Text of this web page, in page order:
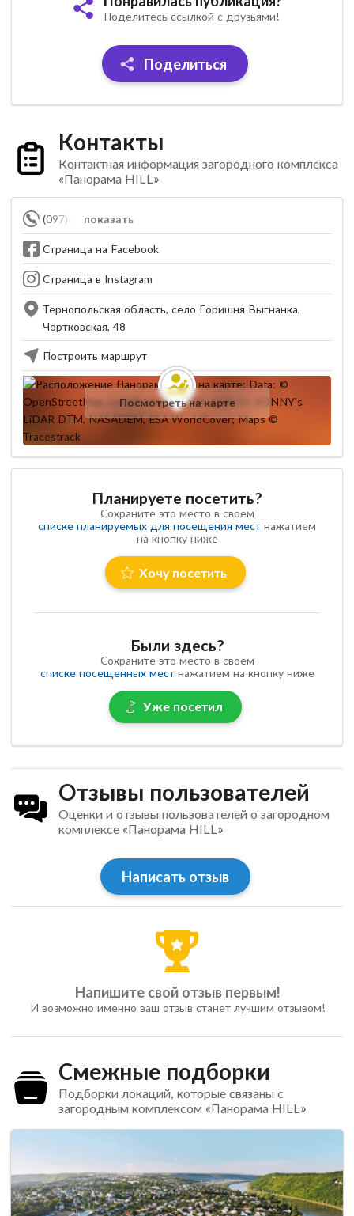
Поделитесь ссылкой с друзьями!
Поделиться
Контакты
Контактная информация загородного комплекса
«Панорама HILL»
показать
(097) 730-01-01
Страница на Facebook
Страница в Instagram
Тернопольская область, село Горишня Выгнанка,
Чортковская, 48
Построить маршрут
Посмотреть на карте
Планируете посетить?
Сохраните это место в своем
списке планируемых для посещения мест нажатием
на кнопку ниже
Хочу посетить
Были здесь?
Сохраните это место в своем
списке посещенных местнажатием на кнопку ниже
Уже посетил
Отзывы пользователей
Оценки и отзывы пользователей о загородном
комплексе «Панорама HILL»
Написать отзыв
Напишите свой отзыв первым!
И возможно именно ваш отзыв станет лучшим отзывом!
Смежные подборки
Подборки локаций, которые связаны с
загородным комплексом «Панорама HILL»